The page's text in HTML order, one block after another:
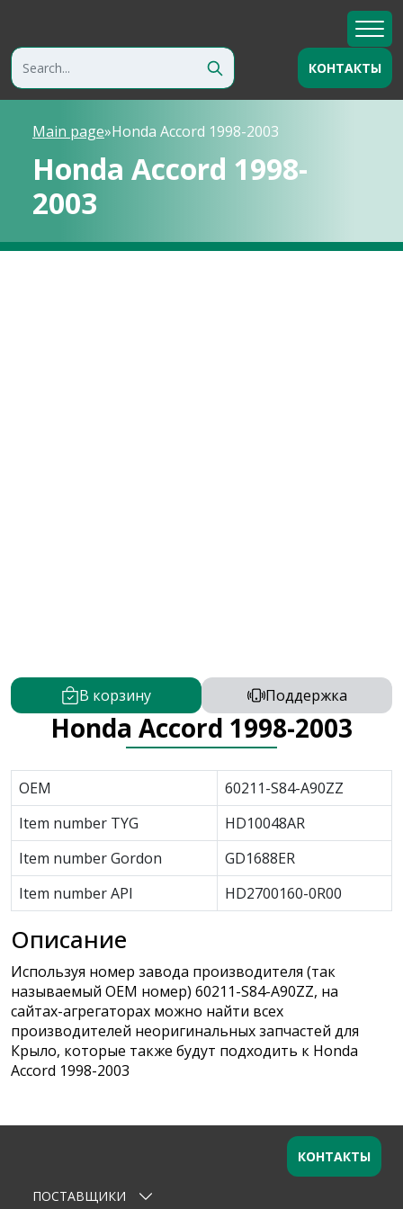
КОНТАКТЫ
Main page»Honda Accord 1998-2003
Honda Accord 1998-
2003
В корзину Поддержка
Honda Accord 1998-2003
OEM
60211-S84-A90ZZ
Item number TYG
HD10048AR
Item number Gordon
GD1688ER
Item number API
HD2700160-0R00
Описание
Используя номер завода производителя (так
называемый ОЕМ номер) 60211-S84-A90ZZ, на
сайтах-агрегаторах можно найти всех
производителей неоригинальных запчастей для
Крыло, которые также будут подходить к Honda
Accord 1998-2003
Оставьте заявку
ПОСТАВЩИКИ
КОНТАКТЫ